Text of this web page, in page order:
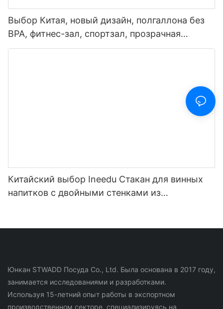
Выбор Китая, новый дизайн, полгаллона без
BPA, фитнес-зал, спортзал, прозрачная
пластиковая мотивационная бутылка для
Китайский выбор Ineedu Стакан для винных
напитков с двойными стенками из
Юнкан STWADD Посуда Co., Ltd. Была основана в 2017 году,
занимается исследованиями и разработками.
Используя 15-летний опыт работы в экспортном
производственном секторе, специализируясь на